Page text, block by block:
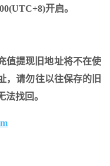
开启。
值提现旧地址将不在使
，请勿往以往保存的旧
找回。